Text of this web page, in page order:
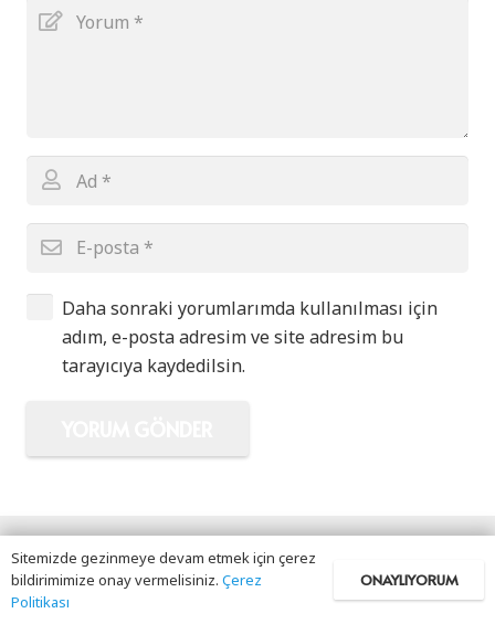
Daha sonraki yorumlarımda kullanılması için
adım, e-posta adresim ve site adresim bu
tarayıcıya kaydedilsin.
Sitemizde gezinmeye devam etmek için çerez
bildirimimize onay vermelisiniz. Çerez
Politikası
ONAYLIYORUM